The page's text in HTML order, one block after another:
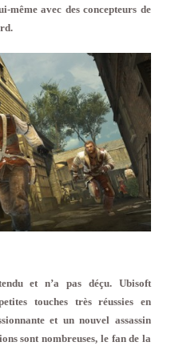
même avec des concepteurs de
et n’a pas déçu. Ubisoft
touches très réussies en
et un nouvel assassin
sont nombreuses, le fan de la